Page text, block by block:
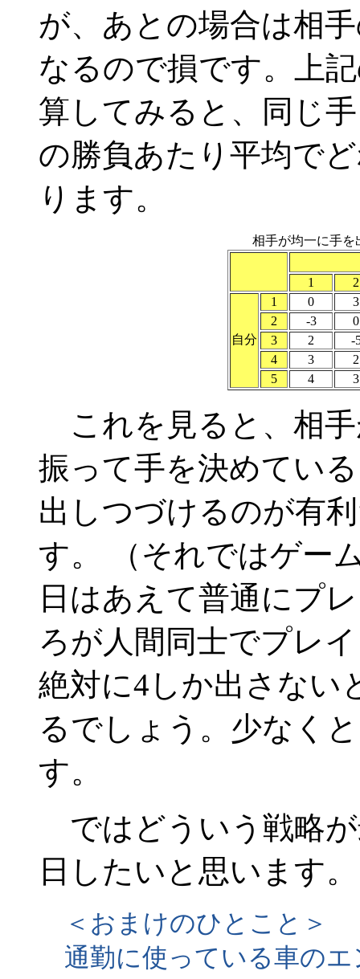
が、あとの場合は相
なるので損です。上
算してみると、同じ
の勝負あたり平均で
ります。
相手が均一に手を
1 2
自分
1 0
3
2
-3
0
3
2
-
4
3
2
5
4 3
これを見ると、相
振って手を決めてい
出しつづけるのが有
す。 （それではゲー
日はあえて普通にプ
ろが人間同士でプレ
絶対に4しか出さない
るでしょう。少なく
す。
ではどういう戦略
日したいと思います。
＜おまけのひとこと＞
通勤に使っている車のエ